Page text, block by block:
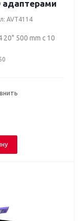
адаптерами
AVT4114
500 mm c 10